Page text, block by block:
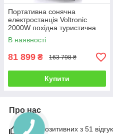
Портативна сонячна
електростанція Voltronic
2000W похідна туристична
для кемпінгу з розеткою 220В
В наявності
81 899 ₴ 163 798 ₴
Купити
Про нас
96% позитивних з 51